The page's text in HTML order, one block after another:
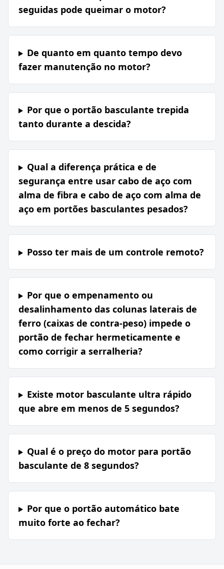
seguidas pode queimar o motor?
De quanto em quanto tempo devo
fazer manutenção no motor?
Por que o portão basculante trepida
tanto durante a descida?
Qual a diferença prática e de
segurança entre usar cabo de aço com
alma de fibra e cabo de aço com alma de
aço em portões basculantes pesados?
Posso ter mais de um controle remoto?
Por que o empenamento ou
desalinhamento das colunas laterais de
ferro (caixas de contra-peso) impede o
portão de fechar hermeticamente e
como corrigir a serralheria?
Existe motor basculante ultra rápido
que abre em menos de 5 segundos?
Qual é o preço do motor para portão
basculante de 8 segundos?
Por que o portão automático bate
muito forte ao fechar?